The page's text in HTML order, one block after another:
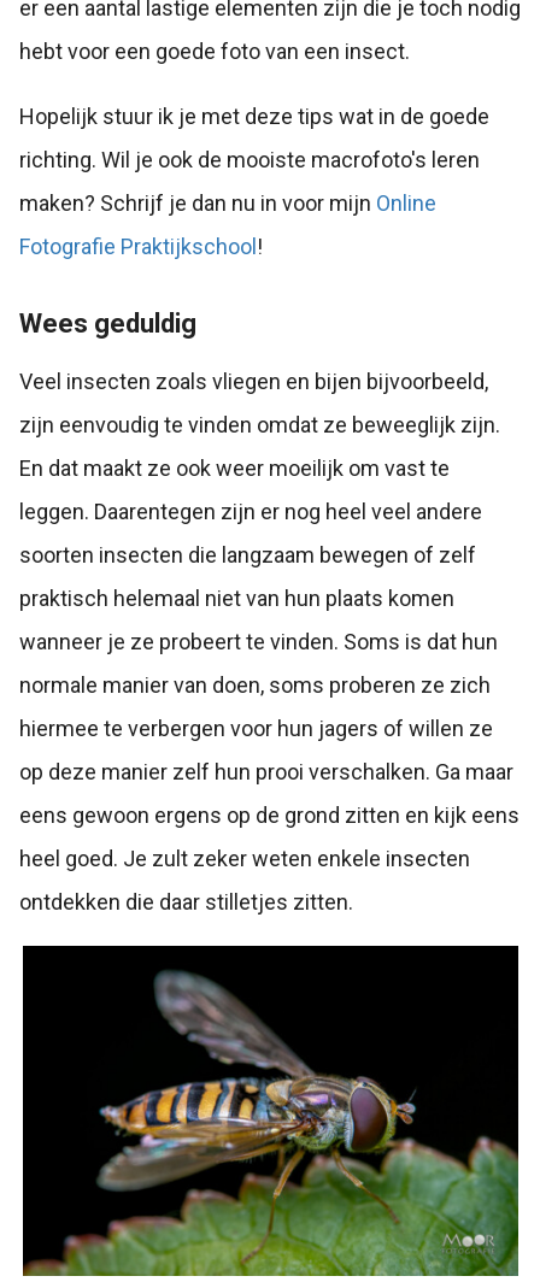
er een aantal lastige elementen zijn die je toch nodig
hebt voor een goede foto van een insect.
Hopelijk stuur ik je met deze tips wat in de goede
richting. Wil je ook de mooiste macrofoto's leren
maken? Schrijf je dan nu in voor mijn Online
Fotografie Praktijkschool !
Wees geduldig
Veel insecten zoals vliegen en bijen bijvoorbeeld,
zijn eenvoudig te vinden omdat ze beweeglijk zijn.
En dat maakt ze ook weer moeilijk om vast te
leggen. Daarentegen zijn er nog heel veel andere
soorten insecten die langzaam bewegen of zelf
praktisch helemaal niet van hun plaats komen
wanneer je ze probeert te vinden. Soms is dat hun
normale manier van doen, soms proberen ze zich
hiermee te verbergen voor hun jagers of willen ze
op deze manier zelf hun prooi verschalken. Ga maar
eens gewoon ergens op de grond zitten en kijk eens
heel goed. Je zult zeker weten enkele insecten
ontdekken die daar stilletjes zitten.